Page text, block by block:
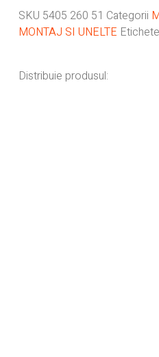
SKU 5405 260 51 Categorii
MONTAJ SI UNELTE Etichete
Distribuie produsul: